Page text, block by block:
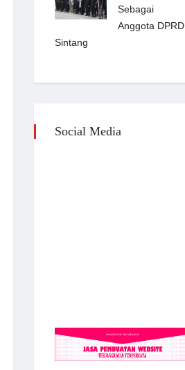
Sebagai
Anggota DPRD
Sintang
Social Media